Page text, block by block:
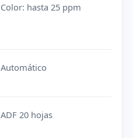
Color: hasta 25 ppm
Automático
ADF 20 hojas